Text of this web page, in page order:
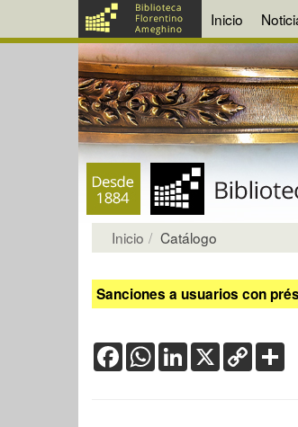
Inicio
Inicio Catálogo
Sanciones a usuarios con
FacebookWhatsApp
LinkedIn
X Copy
Link